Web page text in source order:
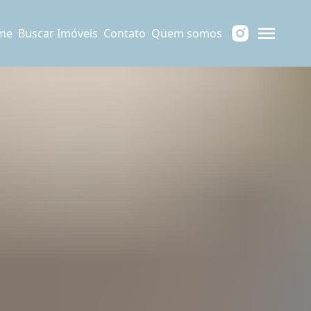
Buscar Imóveis Contato Quem somos